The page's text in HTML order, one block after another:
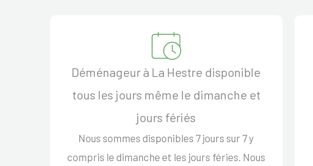
Déménageur à La Hestre disponible
tous les jours même le dimanche et
jours fériés
Nous sommes disponibles 7 jours sur 7 y
compris le dimanche et les jours féries. Nous